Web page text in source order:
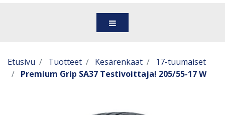
Etusivu Tuotteet Kesärenkaat
17-tuumaiset
Premium Grip SA37 Testivoittaja! 205/55-17 W